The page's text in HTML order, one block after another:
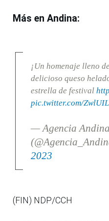
Más en Andina:
¡Un homenaje lleno
delicioso queso
estrella de festival
pic.twitter.com/
— Agencia Andina
2023
(FIN) NDP/CCH